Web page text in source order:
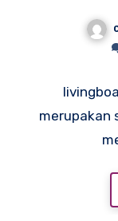
merupakan